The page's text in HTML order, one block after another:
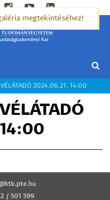
2024.06.21. 14:00
megtekintéséhez!
/ 501 599